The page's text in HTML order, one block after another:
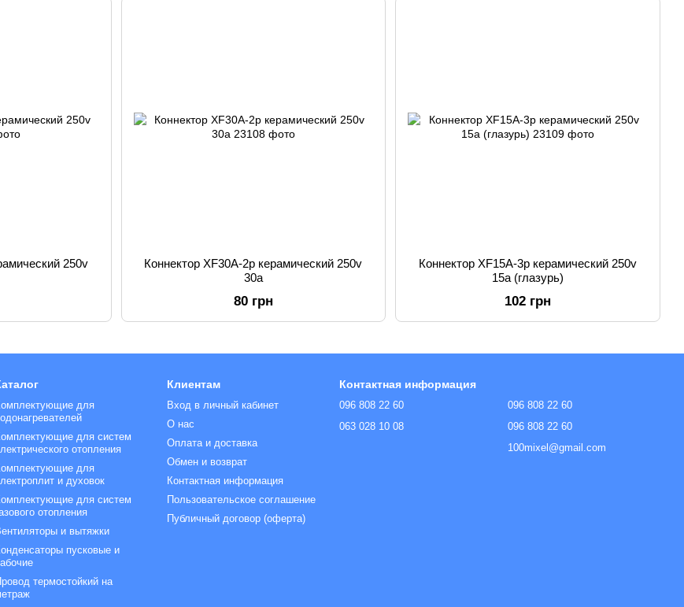
250v
Коннектор XF30A-2p керамический 250v
30a
80 грн
Коннектор XF15A-3p керамический 250v
15a (глазурь)
102 грн
для
для систем
отопления
для
и духовок
для систем
отопления
и вытяжки
пусковые и
термостойкий на
Клиентам
Вход в личный кабинет
О нас
Оплата и доставка
Обмен и возврат
Контактная информация
Пользовательское соглашение
Публичный договор (оферта)
Контактная информация
096 808 22 60
063 028 10 08
096 808 22 60
096 808 22 60
100mixel@gmail.com